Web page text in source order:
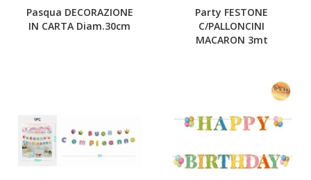
Pasqua DECORAZIONE
IN CARTA Diam.30cm
Party FESTONE
C/PALLONCINI
MACARON 3mt